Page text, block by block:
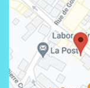
Cendres brutes :
Cellulose brute :
Informations
: